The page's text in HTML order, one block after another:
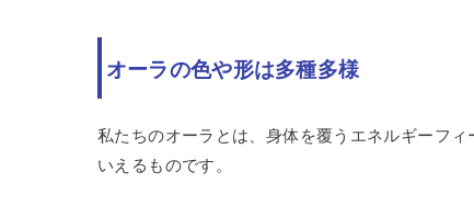
オーラの色や形は多種多様
私たちのオーラとは、身体を覆うエネルギーフ
いえるものです。